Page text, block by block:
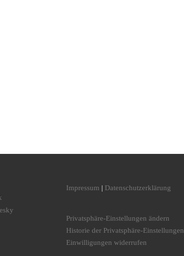
Impressum | Datenschutzerklärung
Privatsphäre-Einstellungen ändern
Historie der Privatsphäre-Einstellungen
Einwilligungen widerrufen